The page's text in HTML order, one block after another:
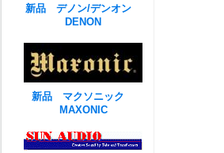
新品 デノン/デンオン
DENON
新品 マクソニック
MAXONIC